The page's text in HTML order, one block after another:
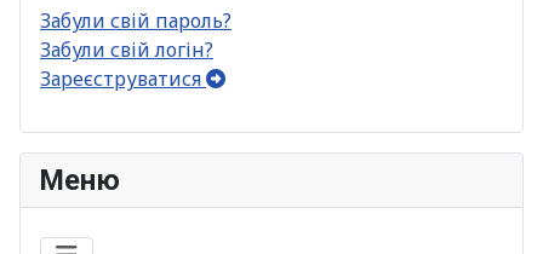
Забули свій пароль?
Забули свій логін?
Зареєструватися
Меню